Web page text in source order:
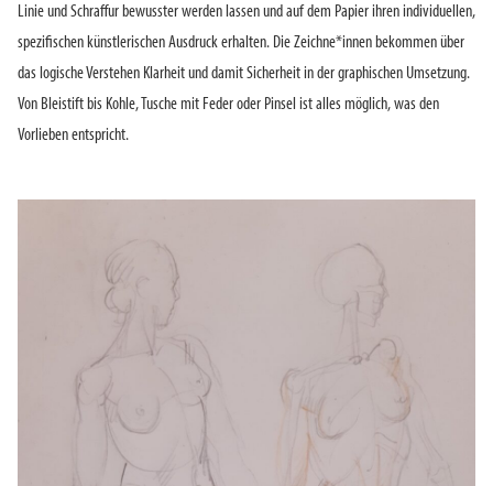
Linie und Schraffur bewusster werden lassen und auf dem Papier ihren individuellen,
spezifischen künstlerischen Ausdruck erhalten. Die Zeichne*innen bekommen über
das logische Verstehen Klarheit und damit Sicherheit in der graphischen Umsetzung.
Von Bleistift bis Kohle, Tusche mit Feder oder Pinsel ist alles möglich, was den
Vorlieben entspricht.